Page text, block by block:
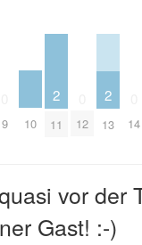
9 10
2
11 12
2
13 14
vor der
Gast! :-)